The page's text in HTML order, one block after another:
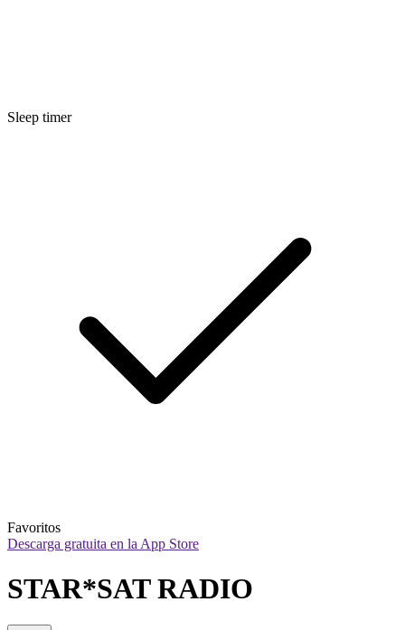
Sleep timer
Favoritos
Descarga gratuita en la App Store
STAR*SAT RADIO